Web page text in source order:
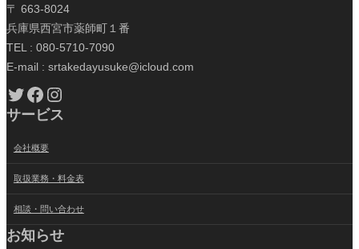
〒 663-8024
兵庫県西宮市薬師町１番
TEL : 080-5710-7090
E-mail : srtakedayusuke@icloud.com
Twitter Facebook Instagram
サービス
会社概要
取扱業務・料金表
相談・問い合わせ
お知らせ